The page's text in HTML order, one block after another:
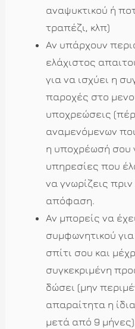
αναψυκτικού ή
τραπέζι, κλπ)
Αν υπάρχουν
ελάχιστος
για να ισχύει η
παροχές στο
υποχρεώσεις
αναμενόμενων
η υποχρέωσή σου
υπηρεσίες που
να γνωρίζεις
απόφαση.
Αν μπορείς να
συμφωνητικού
σπίτι σου και
συγκεκριμένη
δώσει (μην
απαραίτητα η
μετά από 9